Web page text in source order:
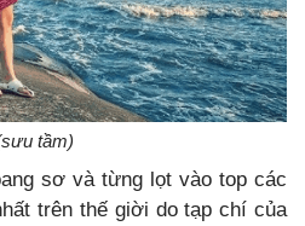
tầm)
sơ và từng lọt vào top các
trên thế giời do tạp chí của